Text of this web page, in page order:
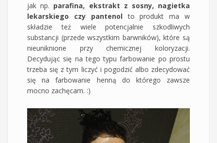
jak np. parafina, ekstrakt z sosny, nagietka
lekarskiego czy pantenolto produkt ma w
składzie też wiele potencjalnie szkodliwych
substancji (przede wszystkim barwników), które są
nieuniknione przy chemicznej koloryzacji.
Decydując się na tego typu farbowanie po prostu
trzeba się z tym liczyć i pogodzić albo zdecydować
się na farbowanie henną do którego zawsze
mocno zachęcam. :)